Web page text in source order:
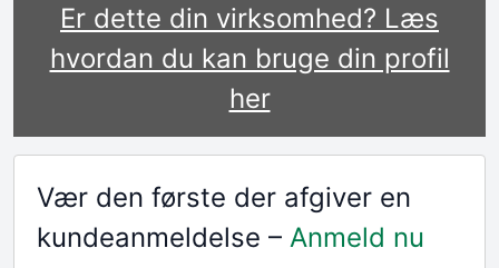
Er dette din virksomhed? Læs
hvordan du kan bruge din profil
her
Vær den første der afgiver en
kundeanmeldelse – Anmeld nu